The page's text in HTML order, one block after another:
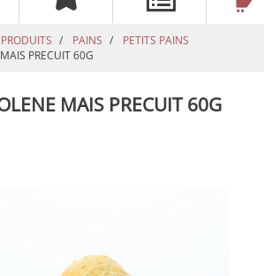
PAINS
PETITS PAINS
PRECUIT 60G
MAIS PRECUIT 60G